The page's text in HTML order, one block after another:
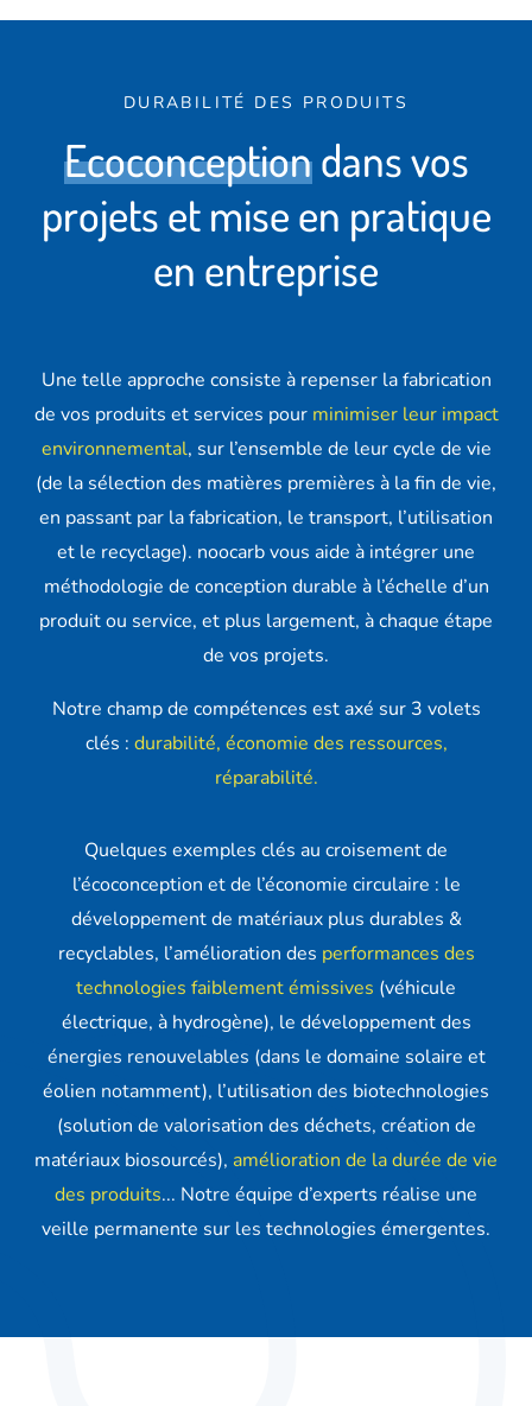
DURABILITÉ DES PRODUITS
Ecoconceptiondansvos
projetset miseen pratique
en entreprise
Une telle approche consiste à repenser la fabrication
de vos produits et services pour minimiser leur impact
environnemental, sur l’ensemble de leur cycle de vie
(de la sélection des matières premières à la fin de vie,
en passant par la fabrication, le transport, l’utilisation
et le recyclage). noocarb vous aide à intégrer une
méthodologie de conception durable à l’échelle d’un
produit ou service, et plus largement, à chaque étape
de vos projets.
Notre champ de compétences est axé sur 3 volets
clés : durabilité, économie des ressources,
réparabilité.
Quelques exemples clés au croisement de
l’écoconception et de l’économie circulaire : le
développement de matériaux plus durables &
recyclables, l’amélioration des performances des
technologies faiblement émissives (véhicule
électrique, à hydrogène), le développement des
énergies renouvelables (dans le domaine solaire et
éolien notamment), l’utilisation des biotechnologies
(solution de valorisation des déchets, création de
matériaux biosourcés), amélioration de la durée de vie
des produits... Notre équipe d’experts réalise une
veille permanente sur les technologies émergentes.